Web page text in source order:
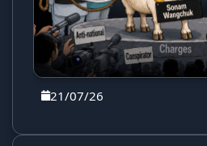
21/07/26